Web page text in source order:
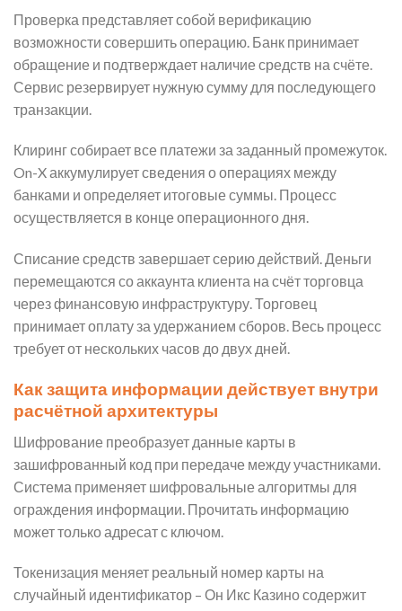
Проверка представляет собой верификацию
возможности совершить операцию. Банк принимает
обращение и подтверждает наличие средств на счёте.
Сервис резервирует нужную сумму для последующего
транзакции.
Клиринг собирает все платежи за заданный промежуток.
On-X аккумулирует сведения о операциях между
банками и определяет итоговые суммы. Процесс
осуществляется в конце операционного дня.
Списание средств завершает серию действий. Деньги
перемещаются со аккаунта клиента на счёт торговца
через финансовую инфраструктуру. Торговец
принимает оплату за удержанием сборов. Весь процесс
требует от нескольких часов до двух дней.
Как защита информации действует внутри
расчётной архитектуры
Шифрование преобразует данные карты в
зашифрованный код при передаче между участниками.
Система применяет шифровальные алгоритмы для
ограждения информации. Прочитать информацию
может только адресат с ключом.
Токенизация меняет реальный номер карты на
случайный идентификатор – Он Икс Казино содержит